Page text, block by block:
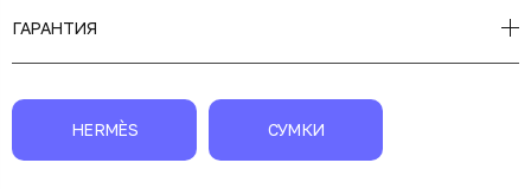
ГАРАНТИЯ
HERMÈS СУМКИ